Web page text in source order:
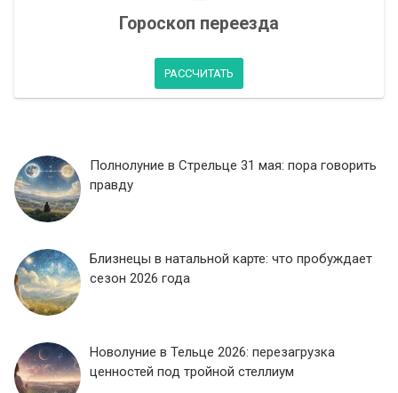
Гороскоп переезда
РАССЧИТАТЬ
Полнолуние в Стрельце 31 мая: пора говорить
правду
Близнецы в натальной карте: что пробуждает
сезон 2026 года
Новолуние в Тельце 2026: перезагрузка
ценностей под тройной стеллиум